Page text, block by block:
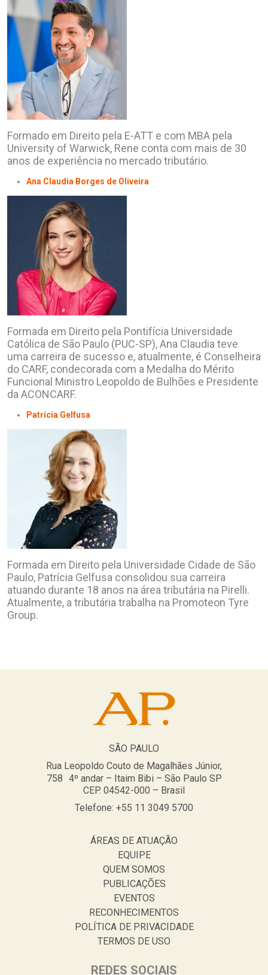
Formado em Direito pela E-ATT e com MBA pela
University of Warwick, Rene conta com mais de 30
anos de experiência no mercado tributário.
Ana Claudia Borges de Oliveira
Formada em Direito pela Pontifícia Universidade
Católica de São Paulo (PUC-SP), Ana Claudia teve
uma carreira de sucesso e, atualmente, é Conselheira
do CARF, condecorada com a Medalha do Mérito
Funcional Ministro Leopoldo de Bulhões e Presidente
da ACONCARF.
Patrícia Gelfusa
Formada em Direito pela Universidade Cidade de São
Paulo, Patrícia Gelfusa consolidou sua carreira
atuando durante 18 anos na área tributária na Pirelli.
Atualmente, a tributária trabalha na Promoteon Tyre
Group.
SÃO PAULO
Rua Leopoldo Couto de Magalhães Júnior,
758 4º andar – Itaim Bibi – São Paulo SP
CEP. 04542-000 – Brasil
Telefone: +55 11 3049 5700
ÁREAS DE ATUAÇÃO
EQUIPE
QUEM SOMOS
PUBLICAÇÕES
EVENTOS
RECONHECIMENTOS
POLÍTICA DE PRIVACIDADE
TERMOS DE USO
REDES SOCIAIS